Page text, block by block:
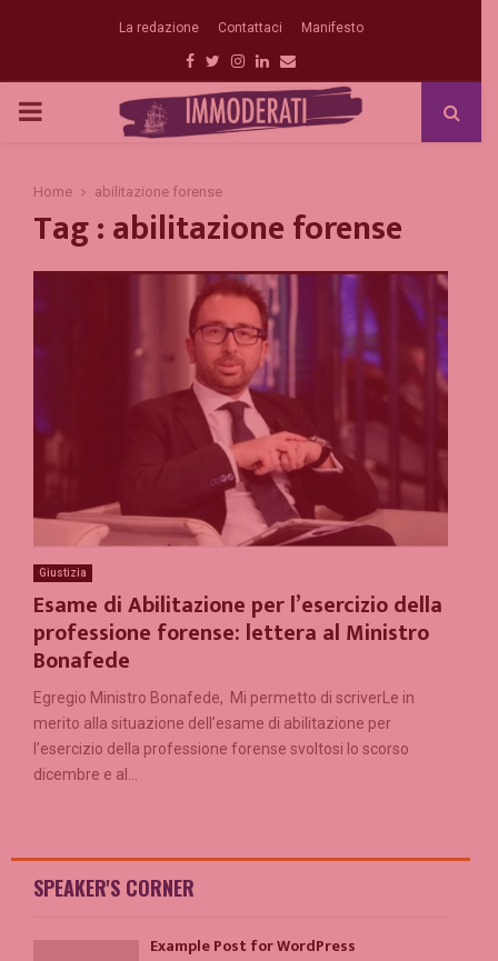
La redazione Contattaci Manifesto
Facebook
Twitter
Instagram
Linkedin
Email
PRIMARY
Home abilitazione forense
Tag : abilitazione forense
Giustizia
Esame di Abilitazione per l’esercizio della
professione forense: lettera al Ministro
Bonafede
Egregio Ministro Bonafede, Mi permetto di scriverLe in
merito alla situazione dell’esame di abilitazione per
l’esercizio della professione forense svoltosi lo scorso
dicembre e al...
SPEAKER'S CORNER
Example Post for WordPress